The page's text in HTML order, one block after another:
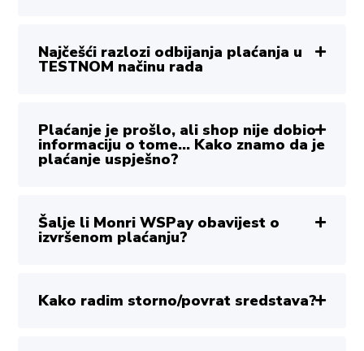
Najčešći razlozi odbijanja plaćanja u
TESTNOM načinu rada
Plaćanje je prošlo, ali shop nije dobio
informaciju o tome... Kako znamo da je
plaćanje uspješno?
Šalje li Monri WSPay obavijest o
izvršenom plaćanju?
Kako radim storno/povrat sredstava?